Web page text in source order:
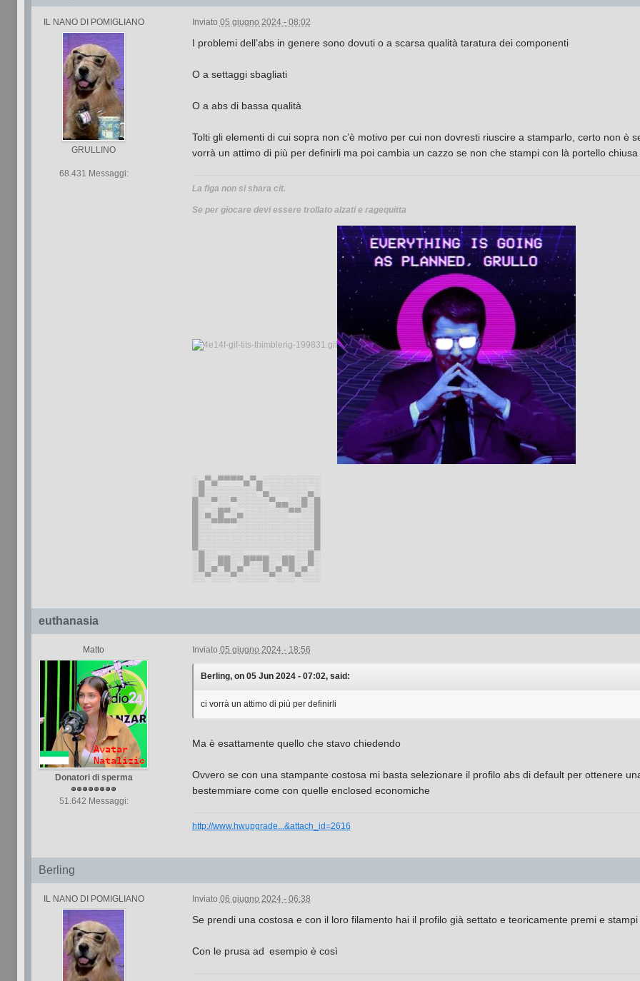
IL NANO DI POMIGLIANO
GRULLINO
68.431 Messaggi:
Inviato 05 giugno 2024 - 08:02
I problemi dell’abs in genere sono dovuti o a scarsa qualità taratura dei componenti
O a settaggi sbagliati
O a abs di bassa qualità
Tolti gli elementi di cui sopra non c’è motivo per cui non dovresti riuscire a stamparlo, certo non è
vorrà un attimo di più per definirli ma poi cambia un cazzo se non che stampi con là portello chiusa
La figa non si shara cit.
Se per giocare devi essere trollato alzati e ragequitta
░▄▀▄▀▀▀▀▄▀▄░░░░░░░░░
░█░░░░░░░░▀▄░░░░░░▄░
█░░▀░░▀░░░░░▀▄▄░░█░█
█░▄░█▀░▄░░░░░░░▀▀░░█
█░░▀▀▀▀░░░░░░░░░░░░█
░█░░▄▄░░▄▄▄▄░░▄▄░░█░
░█░▄▀█░▄▀░░█░▄▀█░▄▀░
░░▀░░░▀░░░░░▀░░░▀░░░
euthanasia
Matto
Donatori di sperma
51.642 Messaggi:
Inviato 05 giugno 2024 - 18:56
Berling, on 05 Jun 2024 - 07:02, said:
ci vorrà un attimo di più per definirli
Ma è esattamente quello che stavo chiedendo
Ovvero se con una stampante costosa mi basta selezionare il profilo abs di default per ottenere
bestemmiare come con quelle enclosed economiche
http://www.hwupgrade...&attach_id=2616
Berling
IL NANO DI POMIGLIANO Inviato 06 giugno 2024 - 06:38
Se prendi una costosa e con il loro filamento hai il profilo già settato e teoricamente premi e stampi
Con le prusa ad esempio è così